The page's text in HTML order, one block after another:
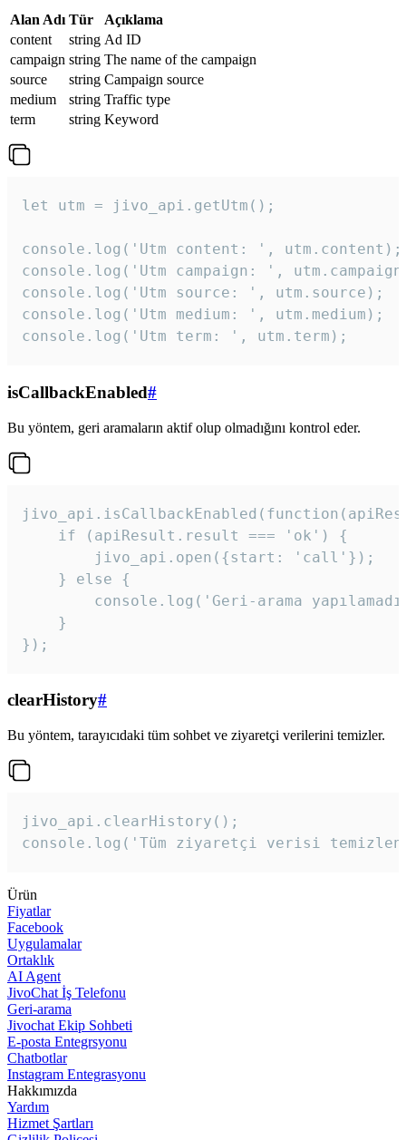
Alan Adı Tür
Açıklama
content
string Ad ID
campaign string The name of the campaign
source
string Campaign source
medium
string Traffic type
term
string Keyword
let utm = jivo_api.getUtm();
console.log('Utm content: ', utm.content);
console.log('Utm campaign: ',
console.log('Utm source: ', utm.source);
console.log('Utm medium: ', utm.medium);
console.log('Utm term: ', utm.term);
isCallbackEnabled#
Bu yöntem, geri aramaların aktif olup olmadığını kontrol eder.
    if (apiResult.result === 'ok') {
        jivo_api.open({start: 'call'});
    } else {
console.log('Geri-arama
    }
});
clearHistory#
Bu yöntem, tarayıcıdaki tüm sohbet ve ziyaretçi verilerini temizler.
jivo_api.clearHistory();
console.log('Tüm ziyaretçi verisi
Ürün
Fiyatlar
Facebook
Uygulamalar
Ortaklık
AI Agent
JivoChat İş Telefonu
Geri-arama
Jivochat Ekip Sohbeti
E-posta Entegrsyonu
Chatbotlar
Instagram Entegrasyonu
Hakkımızda
Yardım
Hizmet Şartları